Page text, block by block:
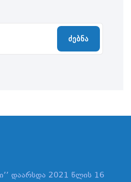
Ძებნა
დაარსდა 2021 წლის 16